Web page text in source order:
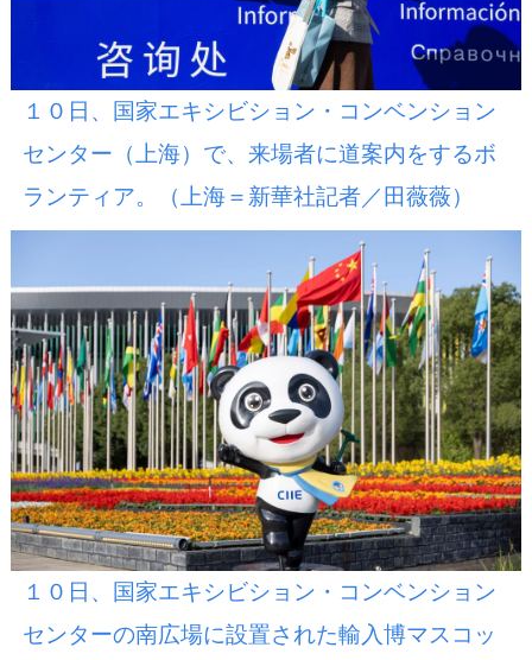
１０日、国家エキシビション・コンベンション
センター（上海）で、来場者に道案内をするボ
ランティア。（上海＝新華社記者／田薇薇）
１０日、国家エキシビション・コンベンション
センターの南広場に設置された輸入博マスコッ